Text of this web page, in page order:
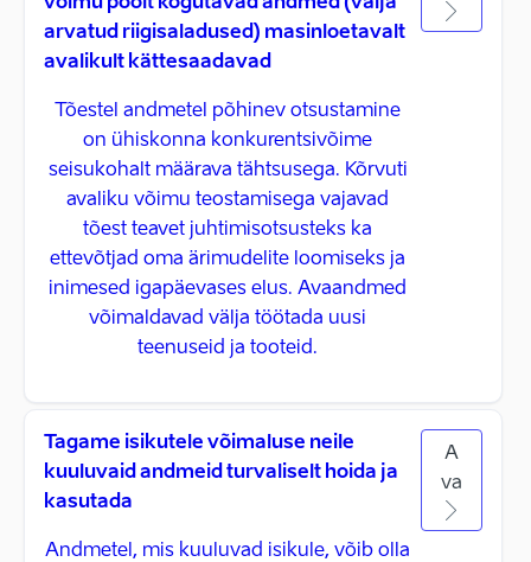
arvatud riigisaladused) masinloetavalt
avalikult kättesaadavad
Tõestel andmetel põhinev otsustamine
on ühiskonna konkurentsivõime
seisukohalt määrava tähtsusega. Kõrvuti
avaliku võimu teostamisega vajavad
tõest teavet juhtimisotsusteks ka
ettevõtjad oma ärimudelite loomiseks ja
inimesed igapäevases elus. Avaandmed
võimaldavad välja töötada uusi
teenuseid ja tooteid.
Tagame isikutele võimaluse neile
kuuluvaid andmeid turvaliselt hoida ja
kasutada
Andmetel, mis kuuluvad isikule, võib olla
A
va